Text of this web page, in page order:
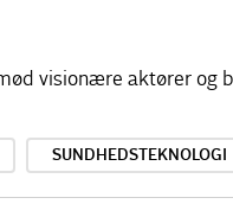
visionære aktører og
SUNDHEDSTEKNOLOGI